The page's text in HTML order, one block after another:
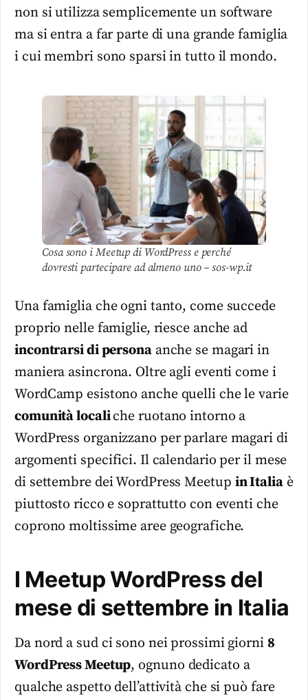
non si utilizza semplicemente un software
ma si entra a far parte di una grande famiglia
i cui membri sono sparsi in tutto il mondo.
Cosa sono i Meetup di WordPress e perché
dovresti partecipare ad almeno uno – sos-wp.it
Una famiglia che ogni tanto, come succede
proprio nelle famiglie, riesce anche ad
incontrarsi di personaanche se magari in
maniera asincrona. Oltre agli eventi come i
WordCamp esistono anche quelli che le varie
comunità localiche ruotano intorno a
WordPress organizzano per parlare magari di
argomenti specifici. Il calendario per il mese
di settembre dei WordPress Meetup in Italiaè
piuttosto ricco e soprattutto con eventi che
coprono moltissime aree geografiche.
I Meetup WordPress del
mese di settembre in Italia
Da nord a sud ci sono nei prossimi giorni 8
WordPress Meetup, ognuno dedicato a
qualche aspetto dell’attività che si può fare